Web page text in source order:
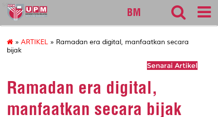
sgs
BM
» ARTIKEL » Ramadan era digital, manfaatkan secara
bijak
Senarai Artikel
Ramadan era digital,
manfaatkan secara bijak